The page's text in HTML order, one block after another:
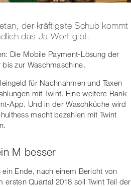
der kräftigste Schub kommt
das Ja-Wort gibt.
Die Mobile Payment-Lösung der
zur Waschmaschine.
für Nachnahmen und Taxen
mit Twint. Eine weitere Bank
App. Und in der Waschküche wird
macht bezahlen mit Twint
M besser
Ende, nach einem Bericht von
Quartal 2018 soll Twint Teil der